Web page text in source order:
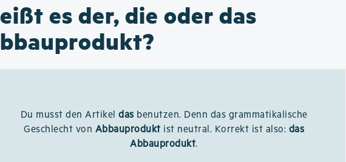
es der, die oder das
Du musst den Artikeldas benutzen. Denn das grammatikalische
Geschlecht von Abbauprodukt ist neutral. Korrekt ist also: das
Abbauprodukt.